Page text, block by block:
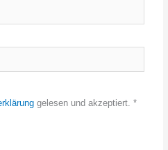
gelesen und akzeptiert. *